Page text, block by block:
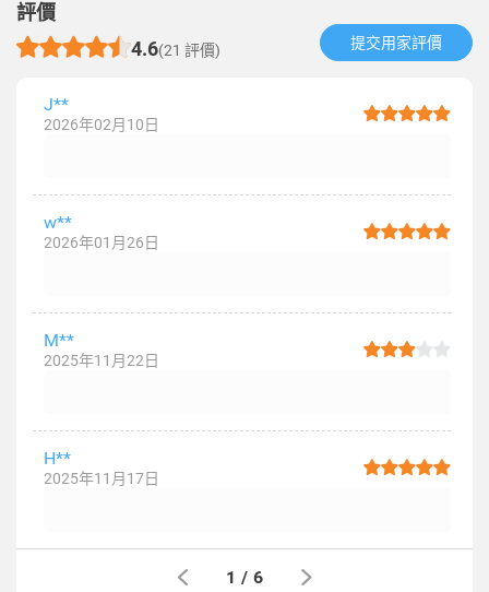
評價
4.6(21 評價) 提交用家評價​
J**
2026年02月10日
w**
2026年01月26日
M**
2025年11月22日
H**
2025年11月17日
1 / 6